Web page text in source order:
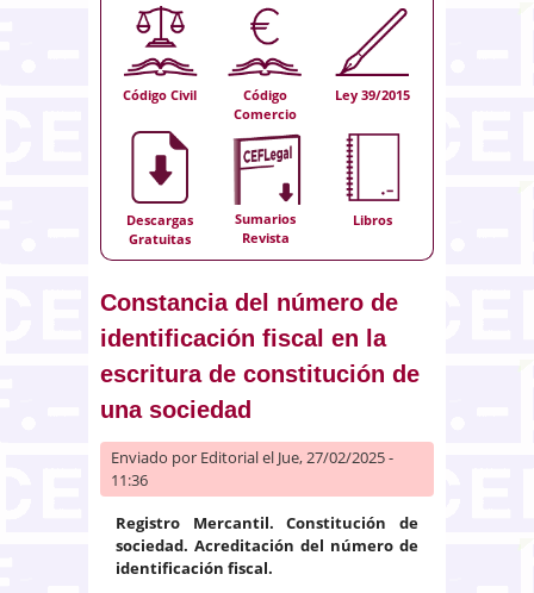
Código Civil
Código
Comercio
Ley 39/2015
Descargas
Gratuitas
Sumarios
Revista
Libros
Constancia del número de
identificación fiscal en la
escritura de constitución de
una sociedad
Enviado por Editorialel Jue, 27/02/2025 -
11:36
Registro Mercantil. Constitución de
sociedad. Acreditación del número de
identificación fiscal.